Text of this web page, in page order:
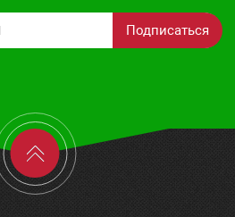
Подписаться